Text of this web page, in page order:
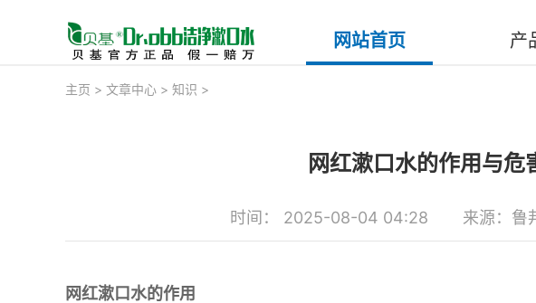
网站首页 产
主页 > 文章中心 > 知识 >
网红漱口水的作用与危
时间： 2025-08-04 04:28 来源：鲁
网红漱口水的作用